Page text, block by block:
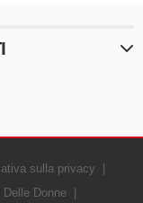
sulla privacy
Delle Donne